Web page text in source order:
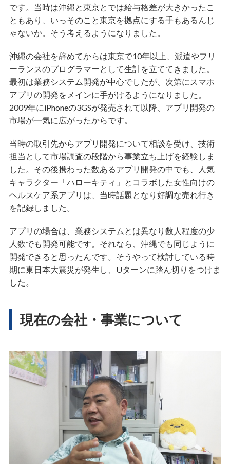
です。当時は沖縄と東京とでは給与格差が大きかったこ
ともあり、いっそのこと東京を拠点にする手もあるんじ
ゃないか。そう考えるようになりました。
沖縄の会社を辞めてからは東京で10年以上、派遣やフリ
ーランスのプログラマーとして生計を立ててきました。
最初は業務システム開発が中心でしたが、次第にスマホ
アプリの開発をメインに手がけるようになりました。
2009年にiPhoneの3GSが発売されて以降、アプリ開発の
市場が一気に広がったからです。
当時の取引先からアプリ開発について相談を受け、技術
担当として市場調査の段階から事業立ち上げを経験しま
した。その後携わった数あるアプリ開発の中でも、人気
キャラクター「ハローキティ」とコラボした女性向けの
ヘルスケア系アプリは、当時話題となり好調な売れ行き
を記録しました。
アプリの場合は、業務システムとは異なり数人程度の少
人数でも開発可能です。それなら、沖縄でも同じように
開発できると思ったんです。そうやって検討している時
期に東日本大震災が発生し、Uターンに踏ん切りをつけま
した。
現在の会社・事業について